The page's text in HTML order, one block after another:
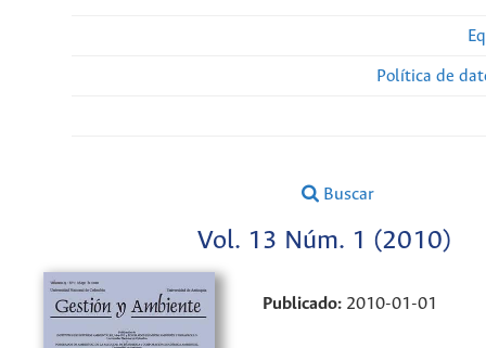
Política de
Buscar
Vol. 13 Núm. 1 (2010)
Publicado: 2010-01-01